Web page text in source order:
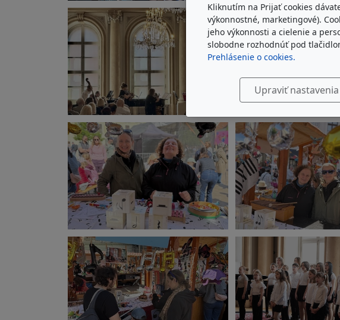
Kliknutím na Prijať cookies
výkonnostné, marketingové).
jeho výkonnosti a cielenie a
slobodne rozhodnúť pod
Prehlásenie o cookies.
Upraviť nastavenia